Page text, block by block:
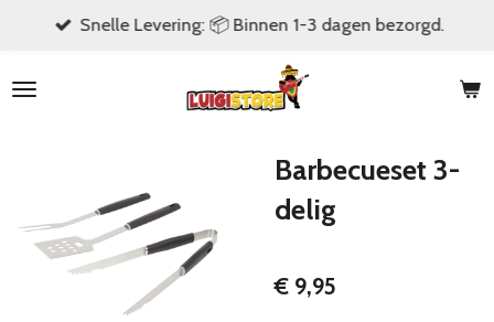
naar
Snelle Levering: 📦 Binnen 1-3 dagen bezorgd.
Barbecueset 3-
delig
€ 9,95